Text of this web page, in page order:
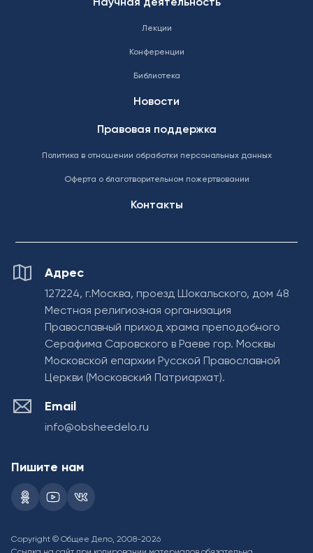
Научная деятельность
Лекции
Конференции
Библиотека
Новости
Правовая поддержка
Политика в отношении обработки персональных данных
Оферта о благотворительном пожертвовании
Контакты
Адрес
127224, г.Москва, проезд Шокальского, дом 48
Местная религиозная организация
Православный приход храма преподобного
Серафима Саровского в Раеве гор. Москвы
Московской епархии Русской Православной
Церкви (Московский Патриархат).
Email
info@obsheedelo.ru
Пишите нам
Copyright © Общее Дело, 2008-2026